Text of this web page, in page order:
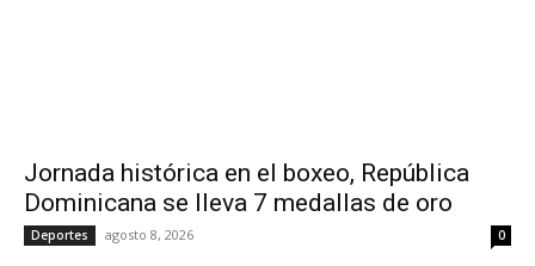
Jornada histórica en el boxeo, República
Dominicana se lleva 7 medallas de oro
Deportes agosto 8, 2026 0